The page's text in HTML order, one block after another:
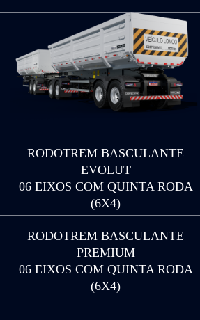
RODOTREM BASCULANTE
EVOLUT
06 EIXOS COM QUINTA RODA
(6X4)
RODOTREM BASCULANTE
PREMIUM
06 EIXOS COM QUINTA RODA
(6X4)